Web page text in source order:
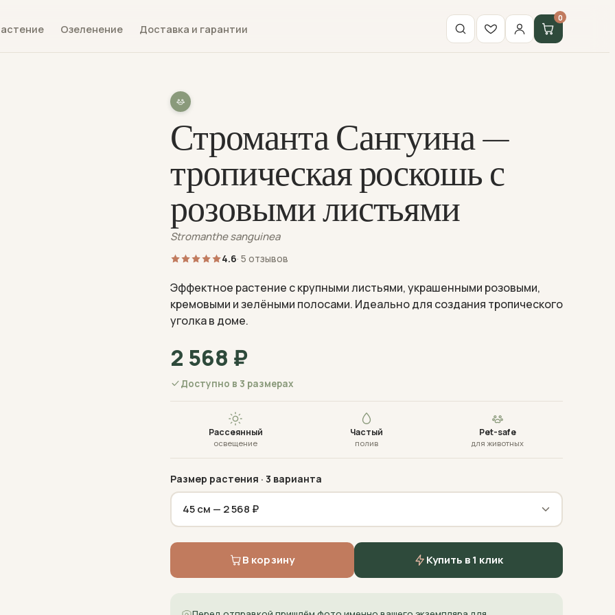
Озеленение Доставка и гарантии
0
Строманта Сангуина —
тропическая роскошь с
розовыми листьями
Stromanthe sanguinea
4.6· 5 отзывов
Эффектное растение с крупными листьями, украшенными розовыми,
кремовыми и зелёными полосами. Идеально для создания тропического
уголка в доме.
2 568 ₽
Доступно в 3 размерах
Рассеянный
освещение
Частый
полив
Pet-safe
для животных
Размер растения · 3 варианта
В корзину Купить в 1 клик